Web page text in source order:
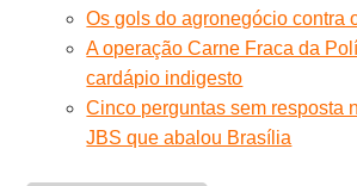
Os gols do agronegócio contra
A operação Carne Fraca da
cardápio indigesto
Cinco perguntas sem resposta
JBS que abalou Brasília